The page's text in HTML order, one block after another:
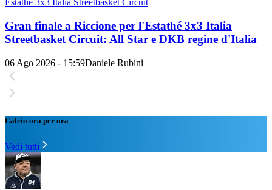
Estathé 3x3 Italia Streetbasket Circuit
Gran finale a Riccione per l'Estathé 3x3 Italia
Streetbasket Circuit: All Star e DKB regine d'Italia
06 Ago 2026 - 15:59Daniele Rubini
Calcio ora per ora
Vedi tutti